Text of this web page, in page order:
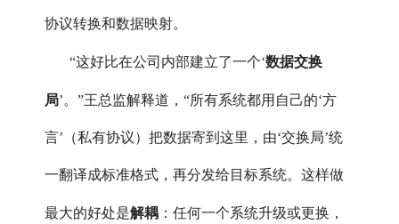
协议转换和数据映射。
“这好比在公司内部建立了一个‘数据交换
局’。”王总监解释道，“所有系统都用自己的‘方
言’（私有协议）把数据寄到这里，由‘交换局’统
一翻译成标准格式，再分发给目标系统。这样做
最大的好处是解耦 ：任何一个系统升级或更换，